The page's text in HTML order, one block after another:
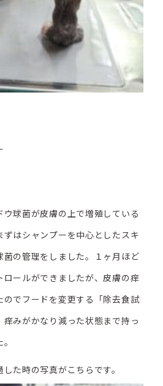
球菌が皮膚の上で増殖している
ずはシャンプーを中心としたスキ
菌の管理をしました。１ヶ月ほど
ールができましたが、皮膚の痒
のでフードを変更する「除去食試
みがかなり減った状態まで持っ
た時の写真がこちらです。